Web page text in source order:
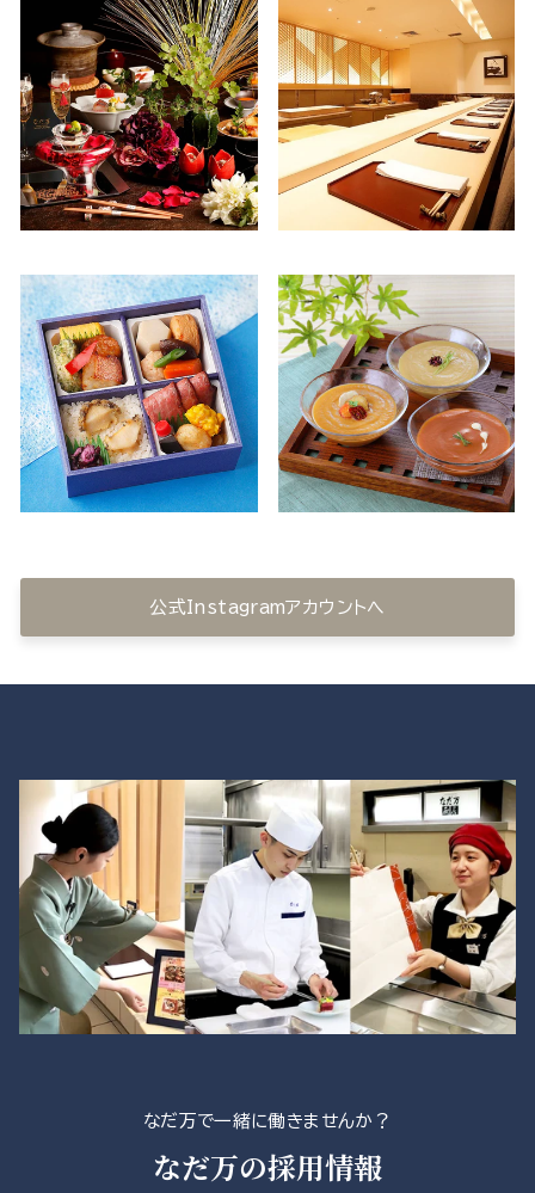
公式Instagramアカウントへ
なだ万で一緒に働きませんか？
なだ万の採用情報